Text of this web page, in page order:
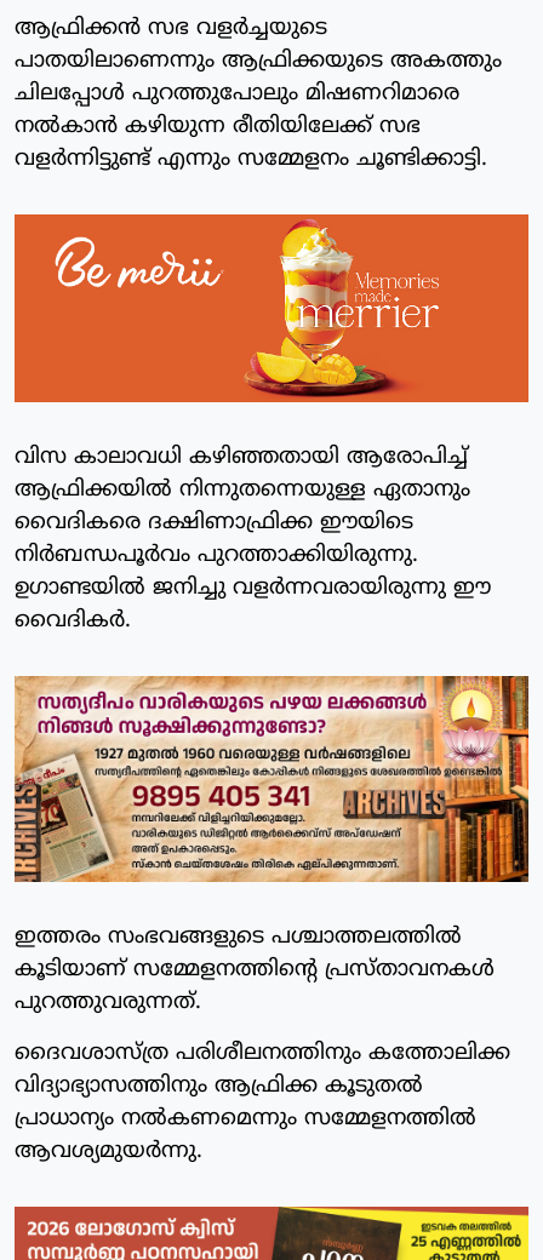
ആഫ്രിക്കന്‍ സഭ വളര്‍ച്ചയുടെ
പാതയിലാണെന്നും ആഫ്രിക്കയുടെ അകത്തും
ചിലപ്പോള്‍ പുറത്തുപോലും മിഷണറിമാരെ
നല്‍കാന്‍ കഴിയുന്ന രീതിയിലേക്ക് സഭ
വളര്‍ന്നിട്ടുണ്ട് എന്നും സമ്മേളനം ചൂണ്ടിക്കാട്ടി.
വിസ കാലാവധി കഴിഞ്ഞതായി ആരോപിച്ച്
ആഫ്രിക്കയില്‍ നിന്നുതന്നെയുള്ള ഏതാനും
വൈദികരെ ദക്ഷിണാഫ്രിക്ക ഈയിടെ
നിര്‍ബന്ധപൂര്‍വം പുറത്താക്കിയിരുന്നു.
ഉഗാണ്ടയില്‍ ജനിച്ചു വളര്‍ന്നവരായിരുന്നു ഈ
വൈദികര്‍.
ഇത്തരം സംഭവങ്ങളുടെ പശ്ചാത്തലത്തില്‍
കൂടിയാണ് സമ്മേളനത്തിന്റെ പ്രസ്താവനകള്‍
പുറത്തുവരുന്നത്.
ദൈവശാസ്ത്ര പരിശീലനത്തിനും കത്തോലിക്ക
വിദ്യാഭ്യാസത്തിനും ആഫ്രിക്ക കൂടുതല്‍
പ്രാധാന്യം നല്‍കണമെന്നും സമ്മേളനത്തില്‍
ആവശ്യമുയര്‍ന്നു.